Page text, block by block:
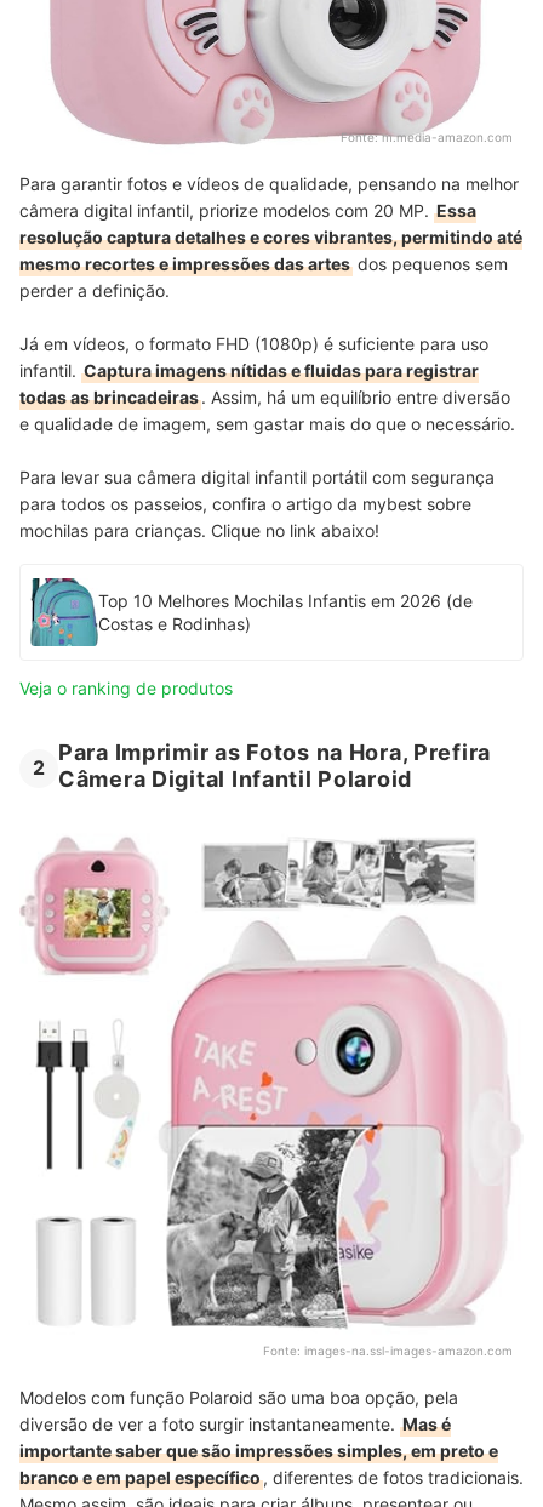
Fonte:m.media-amazon.com
Para garantir fotos e vídeos de qualidade, pensando na melhor
câmera digital infantil, priorize modelos com 20 MP. Essa
resolução captura detalhes e cores vibrantes, permitindo até
mesmo recortes e impressões das artes dos pequenos sem
perder a definição.
Já em vídeos, o formato FHD (1080p) é suficiente para uso
infantil. Captura imagens nítidas e fluidas para registrar
todas as brincadeiras. Assim, há um equilíbrio entre diversão
e qualidade de imagem, sem gastar mais do que o necessário.
Para levar sua câmera digital infantil portátil com segurança
para todos os passeios, confira o artigo da mybest sobre
mochilas para crianças. Clique no link abaixo!
Top 10 Melhores Mochilas Infantis em 2026 (de
Costas e Rodinhas)
Veja o ranking de produtos
2
Para Imprimir as Fotos na Hora, Prefira
Câmera Digital Infantil Polaroid
Fonte: images-na.ssl-images-amazon.com
Modelos com função Polaroid são uma boa opção, pela
diversão de ver a foto surgir instantaneamente. Mas é
importante saber que são impressões simples, em preto e
branco e em papel específico, diferentes de fotos tradicionais.